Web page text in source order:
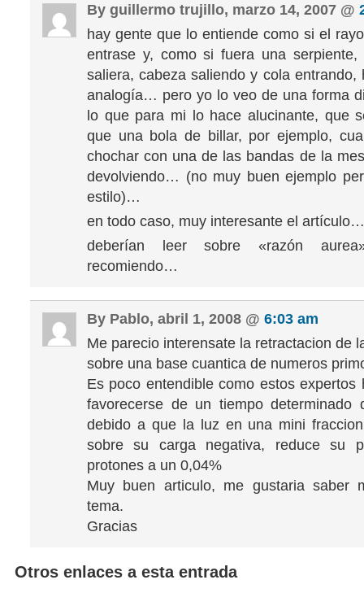
By guillermo trujillo, marzo 14, 2007 @
hay gente que lo entiende como si el
entrase y, como si fuera una
saliera, cabeza saliendo y cola entrando,
analogía… pero yo lo veo de una forma
lo que para mi lo hace alucinante, que
que una bola de billar, por ejemplo,
chochar con una de las bandas de la
devolviendo… (no muy buen ejemplo
estilo)…
en todo caso, muy interesante el artículo…
deberían leer sobre «razón
recomiendo…
By Pablo, abril 1, 2008 @ 6:03 am
Me parecio interensate la retractacion de
sobre una base cuantica de numeros
Es poco entendible como estos expertos
favorecerse de un tiempo determinado
debido a que la luz en una mini
sobre su carga negativa, reduce su
protones a un 0,04%
Muy buen articulo, me gustaria saber
tema.
Gracias
Otros enlaces a esta entrada